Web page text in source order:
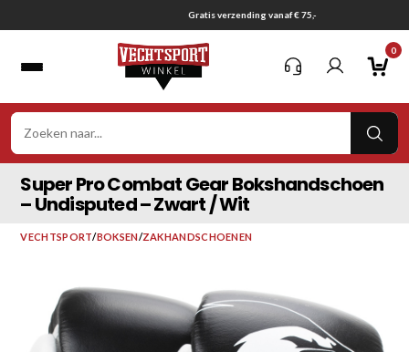
naar
Gratis verzending vanaf € 75,-
0
Super Pro Combat Gear Bokshandschoen
– Undisputed – Zwart / Wit
VECHTSPORT/BOKSEN/ZAKHANDSCHOENEN